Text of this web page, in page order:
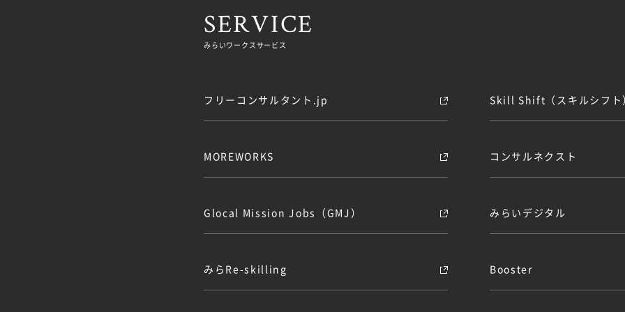
SERVICE
みらいワークスサービス
フリーコンサルタント.jp Skill Shift（スキルシフト
MOREWORKS コンサルネクスト
Glocal Mission Jobs（GMJ） みらいデジタル
みらRe-skilling Booster